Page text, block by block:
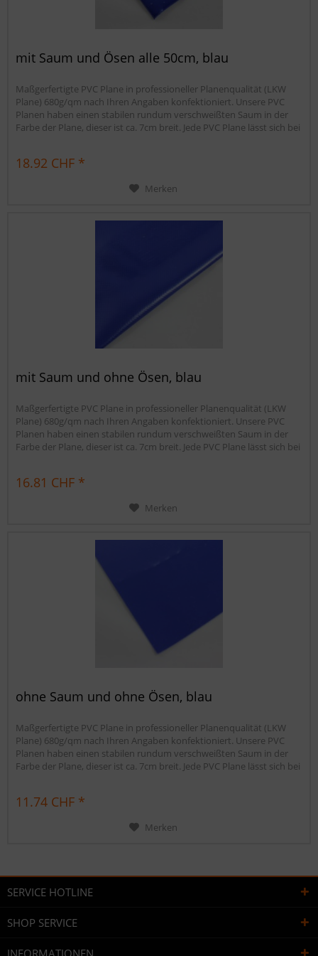
mit Saum und Ösen alle 50cm, blau
Maßgerfertigte PVC Plane in professioneller Planenqualität (LKW
Plane) 680g/qm nach Ihren Angaben konfektioniert. Unsere PVC
Planen haben einen stabilen rundum verschweißten Saum in der
Farbe der Plane, dieser ist ca. 7cm breit. Jede PVC Plane lässt sich bei
18.92 CHF *
Merken
mit Saum und ohne Ösen, blau
Maßgerfertigte PVC Plane in professioneller Planenqualität (LKW
Plane) 680g/qm nach Ihren Angaben konfektioniert. Unsere PVC
Planen haben einen stabilen rundum verschweißten Saum in der
Farbe der Plane, dieser ist ca. 7cm breit. Jede PVC Plane lässt sich bei
16.81 CHF *
Merken
ohne Saum und ohne Ösen, blau
Maßgerfertigte PVC Plane in professioneller Planenqualität (LKW
Plane) 680g/qm nach Ihren Angaben konfektioniert. Unsere PVC
Planen haben einen stabilen rundum verschweißten Saum in der
Farbe der Plane, dieser ist ca. 7cm breit. Jede PVC Plane lässt sich bei
11.74 CHF *
Merken
SERVICE HOTLINE
SHOP SERVICE